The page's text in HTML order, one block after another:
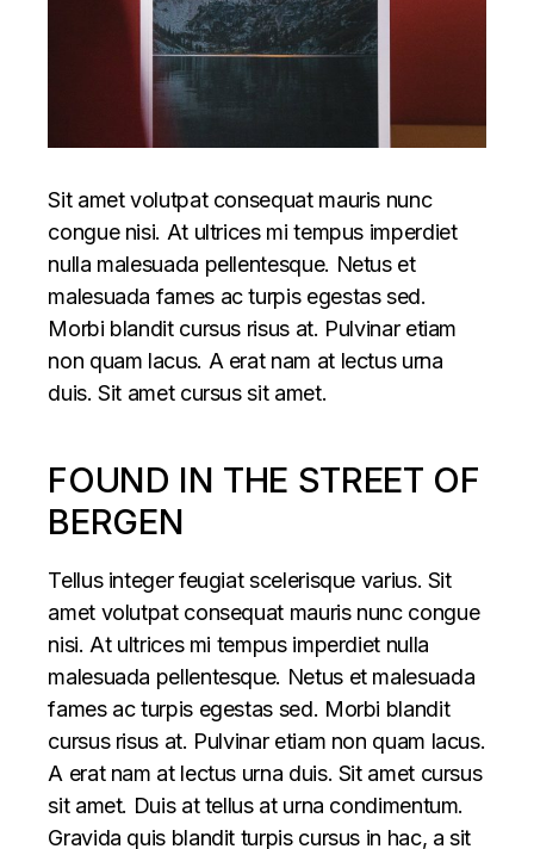
Sit amet volutpat consequat mauris nunc
congue nisi. At ultrices mi tempus imperdiet
nulla malesuada pellentesque. Netus et
malesuada fames ac turpis egestas sed.
Morbi blandit cursus risus at. Pulvinar etiam
non quam lacus. A erat nam at lectus urna
duis. Sit amet cursus sit amet.
FOUND IN THE STREET OF
BERGEN
Tellus integer feugiat scelerisque varius. Sit
amet volutpat consequat mauris nunc congue
nisi. At ultrices mi tempus imperdiet nulla
malesuada pellentesque. Netus et malesuada
fames ac turpis egestas sed. Morbi blandit
cursus risus at. Pulvinar etiam non quam lacus.
A erat nam at lectus urna duis. Sit amet cursus
sit amet. Duis at tellus at urna condimentum.
Gravida quis blandit turpis cursus in hac, a sit